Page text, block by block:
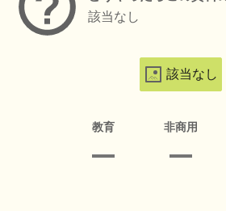
該当なし
該当なし
教育 非商用